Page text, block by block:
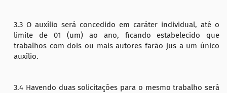
3.3 O auxílio será concedido em caráter individual, até o
limite de 01 (um) ao ano, ficando estabelecido que
trabalhos com dois ou mais autores farão jus a um único
auxílio.
3.4 Havendo duas solicitações para o mesmo trabalho será